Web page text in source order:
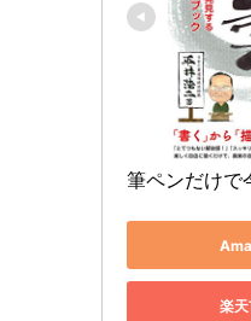
筆ペンだけで
楽